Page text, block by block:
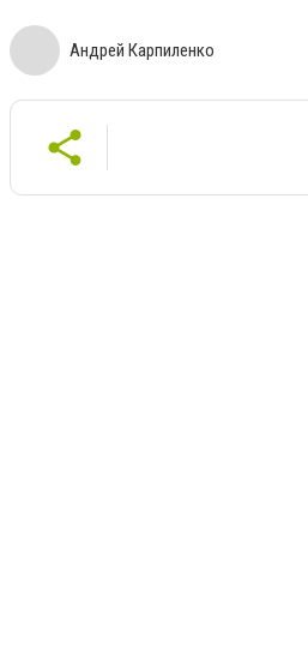
Андрей Карпиленко